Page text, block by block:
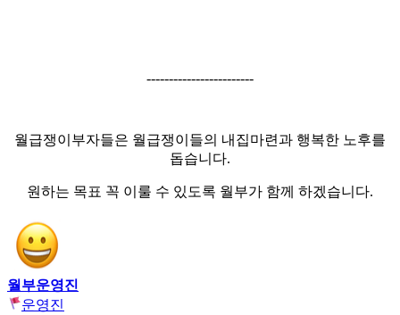
------------------------
월급쟁이부자들은 월급쟁이들의 내집마련과 행복한 노후를
돕습니다.
원하는 목표 꼭 이룰 수 있도록 월부가 함께 하겠습니다.
월부운영진
운영진